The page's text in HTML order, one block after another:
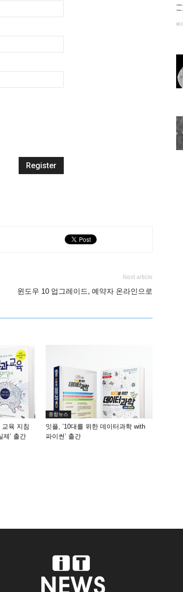
Next article
윈도우 10 업그레이드, 예약자 온라인으로
교육 지침
제’ 출간
종합뉴스
잇플, ’10대를 위한 데이터과학 with
파이썬’ 출간